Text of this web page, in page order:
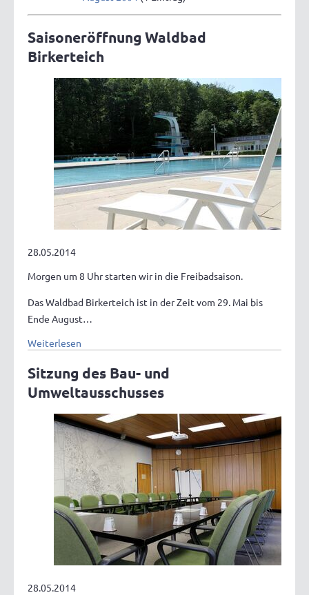
Saisoneröffnung Waldbad
Birkerteich
28.05.2014
Morgen um 8 Uhr starten wir in die Freibadsaison.
Das Waldbad Birkerteich ist in der Zeit vom 29. Mai bis
Ende August…
Weiterlesen
Sitzung des Bau- und
Umweltausschusses
28.05.2014